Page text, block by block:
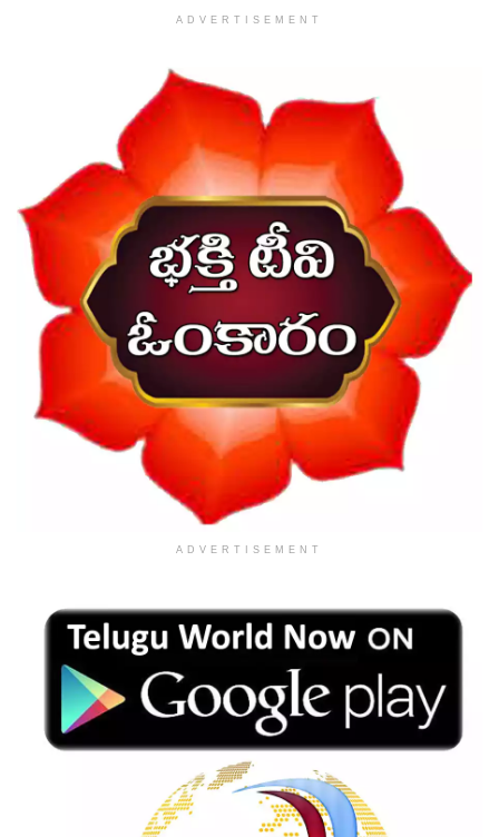
ADVERTISEMENT
ADVERTISEMENT